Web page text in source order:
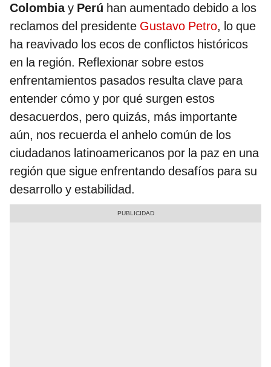
Colombiay Perú han aumentado debido a los
reclamos del presidente Gustavo Petro, lo que
ha reavivado los ecos de conflictos históricos
en la región. Reflexionar sobre estos
enfrentamientos pasados resulta clave para
entender cómo y por qué surgen estos
desacuerdos, pero quizás, más importante
aún, nos recuerda el anhelo común de los
ciudadanos latinoamericanos por la paz en una
región que sigue enfrentando desafíos para su
desarrollo y estabilidad.